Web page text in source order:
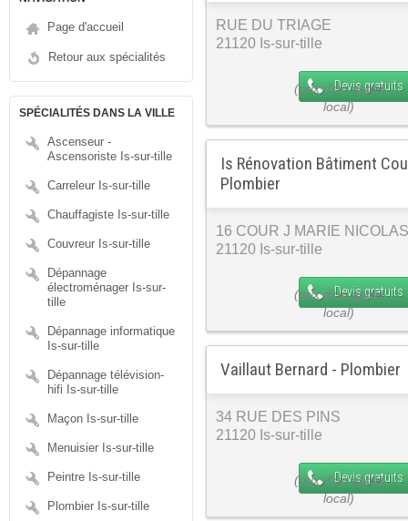
Page d'accueil
Retour aux spécialités
SPÉCIALITÉS DANS LA VILLE
Ascenseur -
Ascensoriste Is-sur-tille
Carreleur Is-sur-tille
Chauffagiste Is-sur-tille
Couvreur Is-sur-tille
Dépannage
électroménager Is-sur-
tille
Dépannage informatique
Is-sur-tille
Dépannage télévision-
hifi Is-sur-tille
Maçon Is-sur-tille
Menuisier Is-sur-tille
Peintre Is-sur-tille
Plombier Is-sur-tille
RUE DU TRIAGE
21120 Is-sur-tille
Devis gratuits
Is Rénovation Bâtiment
Plombier
16 COUR J MARIE NICOLAS
21120 Is-sur-tille
Devis gratuits
Vaillaut Bernard - Plombier
34 RUE DES PINS
21120 Is-sur-tille
Devis gratuits